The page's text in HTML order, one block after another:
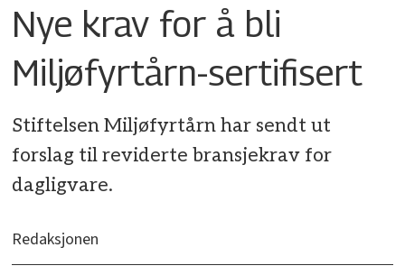
Nye krav for å bli
Miljøfyrtårn-sertifisert
Stiftelsen Miljøfyrtårn har sendt ut
forslag til reviderte bransjekrav for
dagligvare.
Redaksjonen